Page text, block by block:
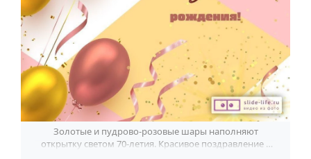
Золотые и пудрово-розовые шары наполняют
открытку светом 70-летия. Красивое поздравление с